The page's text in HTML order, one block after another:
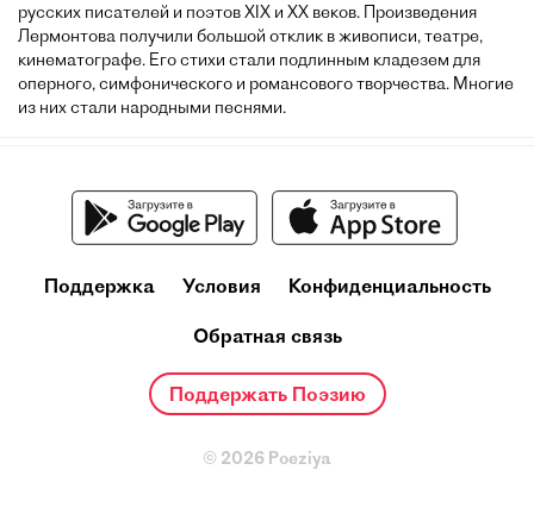
русских писателей и поэтов XIX и XX веков. Произведения
Лермонтова получили большой отклик в живописи, театре,
кинематографе. Его стихи стали подлинным кладезем для
оперного, симфонического и романсового творчества. Многие
из них стали народными песнями.
Поддержка Условия Конфиденциальность
Обратная связь
Поддержать Поэзию
© 2026 Poeziya